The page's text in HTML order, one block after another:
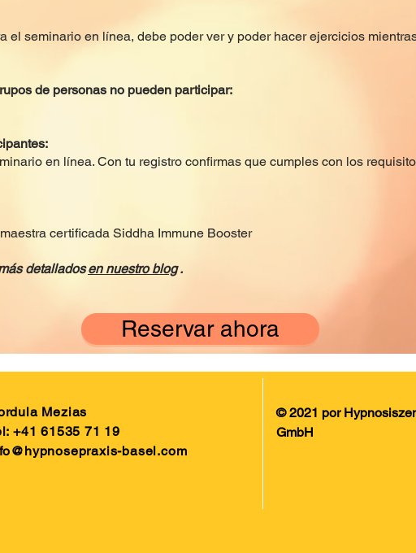
el seminario en línea, debe poder ver y poder hacer ejercicios
de personas no pueden participar:
en línea. Con tu registro confirmas que cumples con los
certificada Siddha Immune Booster
detallados en nuestro blog .
Reservar ahora
Mezias
+41 61535 71 19
basel.com
© 2021 por
GmbH